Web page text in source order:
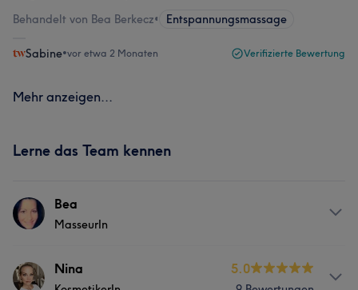
Behandelt von Bea Berkecz• Entspannungsmassage
Sabine•vor etwa 2 Monaten Verifizierte Bewertung
Mehr anzeigen...
Lerne das Team kennen
Bea
MasseurIn
ServicesNina 5.0